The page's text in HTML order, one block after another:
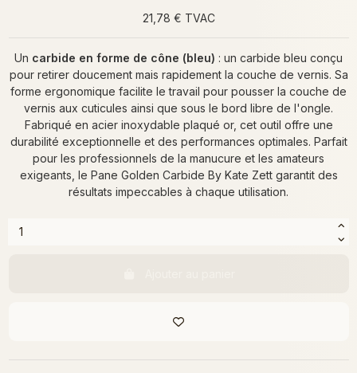
21,78 € TVAC
Un carbide en forme de cône (bleu) : un carbide bleu conçu
pour retirer doucement mais rapidement la couche de vernis. Sa
forme ergonomique facilite le travail pour pousser la couche de
vernis aux cuticules ainsi que sous le bord libre de l'ongle.
Fabriqué en acier inoxydable plaqué or, cet outil offre une
durabilité exceptionnelle et des performances optimales. Parfait
pour les professionnels de la manucure et les amateurs
exigeants, le Pane Golden Carbide By Kate Zett garantit des
résultats impeccables à chaque utilisation.